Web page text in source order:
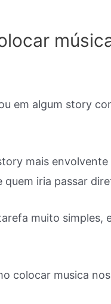
em algum story
mais
quem iria passar
muito simples,